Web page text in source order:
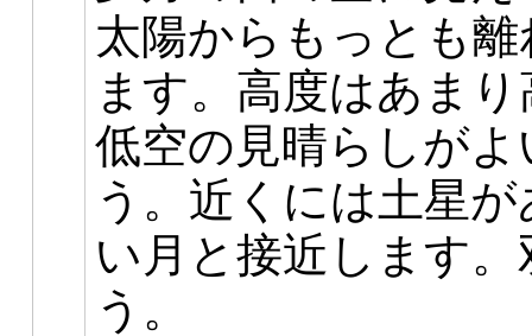
太陽からもっとも
ます。高度はあま
低空の見晴らしが
う。近くには土星
い月と接近します
う。